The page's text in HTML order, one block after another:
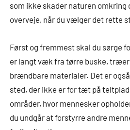
som ikke skader naturen omkring
overveje, når du vælger det rette
Først og fremmest skal du sørge
er langt væk fra tørre buske, træer
brændbare materialer. Det er
sted, der ikke er for tæt på
områder, hvor mennesker
du undgår at forstyrre andre